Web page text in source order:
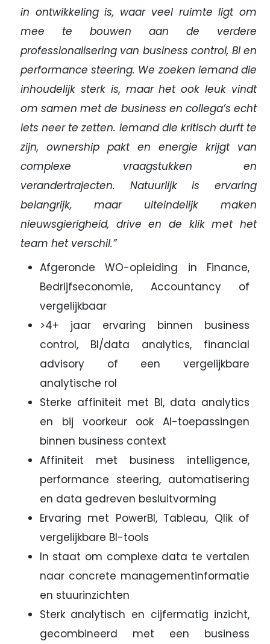
in ontwikkeling is, waar veel ruimte ligt om
mee te bouwen aan de verdere
professionalisering van business control, BI en
performance steering. We zoeken iemand die
inhoudelijk sterk is, maar het ook leuk vindt
om samen met de business en collega’s echt
iets neer te zetten. Iemand die kritisch durft te
zijn, ownership pakt en energie krijgt van
complexe vraagstukken en
verandertrajecten. Natuurlijk is ervaring
belangrijk, maar uiteindelijk maken
nieuwsgierigheid, drive en de klik met het
team het verschil.”
Afgeronde WO-opleiding in Finance,
Bedrijfseconomie, Accountancy of
vergelijkbaar
>4+ jaar ervaring binnen business
control, BI/data analytics, financial
advisory of een vergelijkbare
analytische rol
Sterke affiniteit met BI, data analytics
en bij voorkeur ook AI-toepassingen
binnen business context
Affiniteit met business intelligence,
performance steering, automatisering
en data gedreven besluitvorming
Ervaring met PowerBI, Tableau, Qlik of
vergelijkbare BI-tools
In staat om complexe data te vertalen
naar concrete managementinformatie
en stuurinzichten
Sterk analytisch en cijfermatig inzicht,
gecombineerd met een business